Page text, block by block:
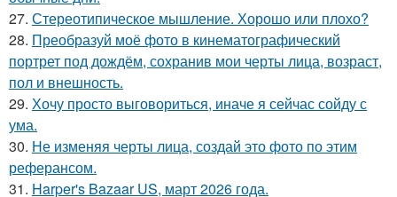
27. Стереотипическое мышление. Хорошо или плохо?
28. Преобразуй моё фото в кинематографический
портрет под дождём, сохранив мои черты лица, возраст,
пол и внешность.
29. Хочу просто выговориться, иначе я сейчас сойду с
ума.
30. Не изменяя черты лица, создай это фото по этим
реферансом.
31. Harper's Bazaar US, март 2026 года.